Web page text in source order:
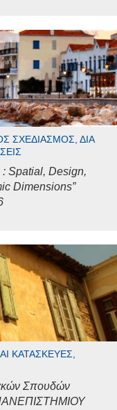
ΣΧΕΔΙΑΣΜΌΣ, ΔΙΆ
: Spatial, Design,
Dimensions”
ΚΑΤΑΣΚΕΥΈΣ,
Σπουδών
ΠΑΝΕΠΙΣΤΗΜΙΟΥ